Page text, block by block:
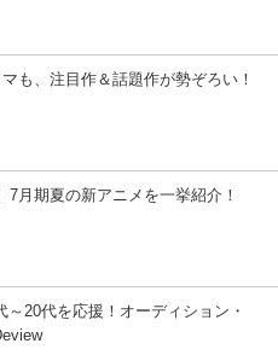
も、注目作＆話題作が勢ぞろい！
7月期夏の新アニメを一挙紹介！
～20代を応援！オーディション・